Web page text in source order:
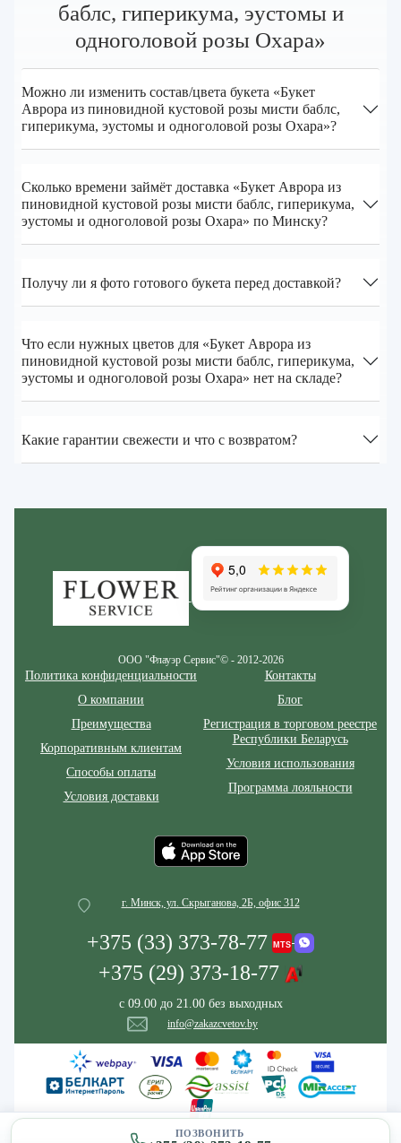
ПОЗВОНИТЬ
баблс, гиперикума, эустомы и
одноголовой розы Охара»
Можно ли изменить состав/цвета букета «Букет
Аврора из пиновидной кустовой розы мисти баблс,
гиперикума, эустомы и одноголовой розы Охара»?
Сколько времени займёт доставка «Букет Аврора из
пиновидной кустовой розы мисти баблс, гиперикума,
эустомы и одноголовой розы Охара» по Минску?
Получу ли я фото готового букета перед доставкой?
Что если нужных цветов для «Букет Аврора из
пиновидной кустовой розы мисти баблс, гиперикума,
эустомы и одноголовой розы Охара» нет на складе?
Какие гарантии свежести и что с возвратом?
ООО "Флауэр Сервис"© - 2012-2026
Политика конфиденциальности
О компании
Преимущества
Корпоративным клиентам
Способы оплаты
Условия доставки
Контакты
Блог
Регистрация в торговом реестре
Республики Беларусь
Условия использования
Программа лояльности
г. Минск, ул. Скрыганова, 2Б, офис 312
+375 (33) 373-78-77
+375 (29) 373-18-77
с 09.00 до 21.00 без выходных
info@zakazcvetov.by